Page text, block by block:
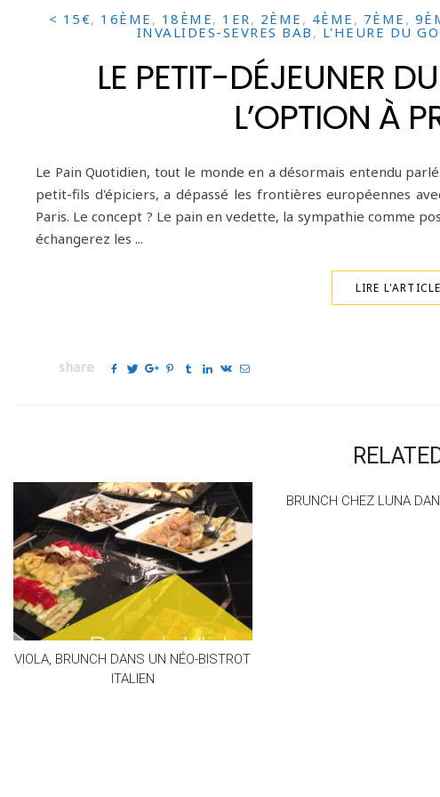
< 15€, 16ÈME , 18ÈME, 1ER, 2ÈME , 4ÈME , 7ÈME ,
INVALIDES-SEVRES BAB , L'HEURE DU
LE PETIT-DÉJEUNER
L’OPTION À
Le Pain Quotidien, tout le monde en a désormais entendu
petit-fils d'épiciers, a dépassé les frontières européennes
Paris. Le concept ? Le pain en vedette, la sympathie comme
échangerez les ...
LIRE L'ARTICLE
share
VIOLA, BRUNCH DANS UN NÉO-BISTROT
ITALIEN
BRUNCH CHEZ LUNA